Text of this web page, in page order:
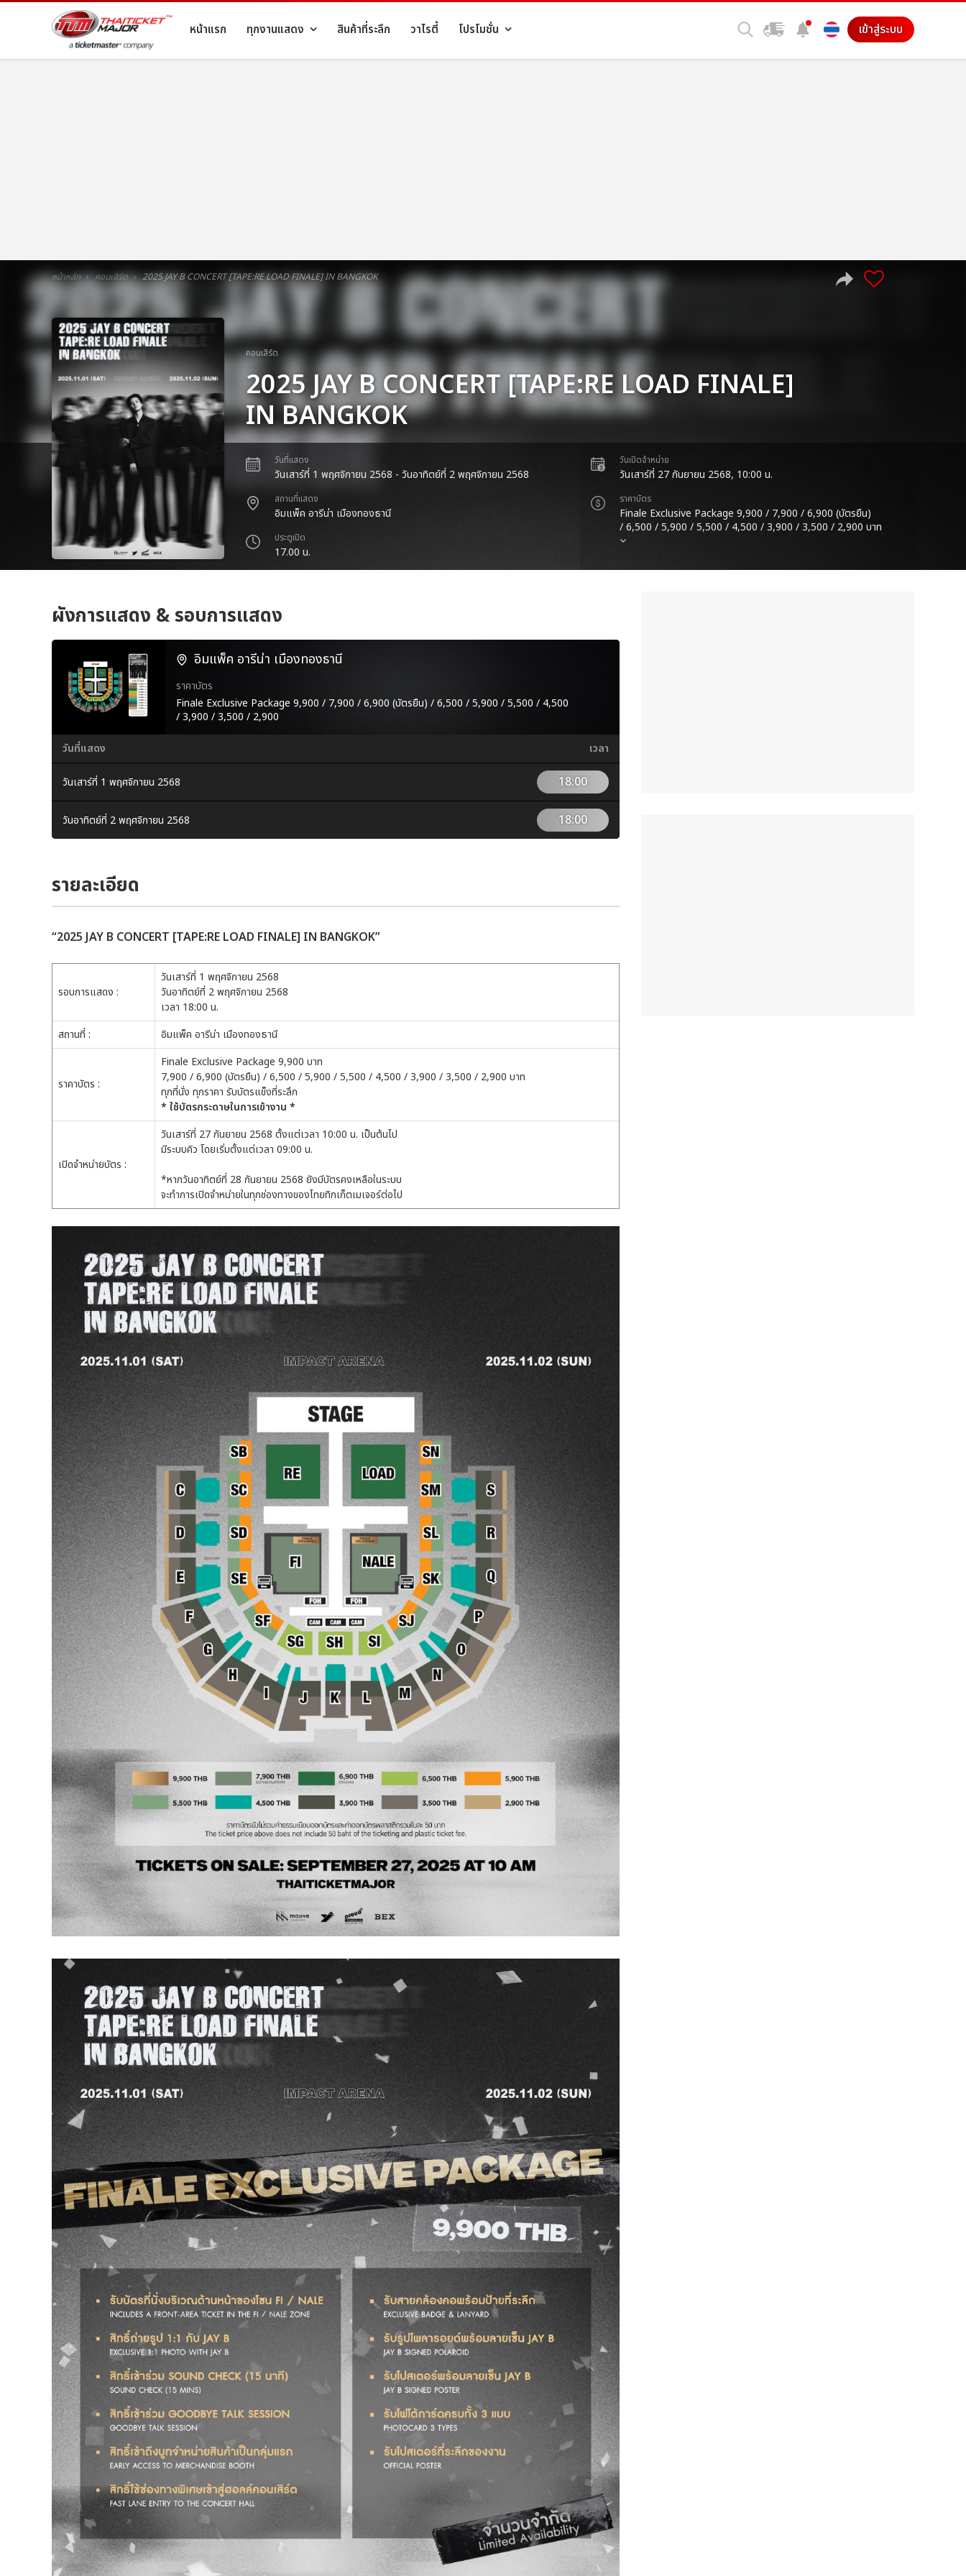
หน้าแรก ทุกงานแสดง สินค้าที่ระลึก วาไรตี้ โปรโมชั่น เข้าสู่ระบบ
หน้าหลัก คอนเสิร์ต 2025 JAY B CONCERT [TAPE:RE LOAD FINALE] IN BANGKOK
คอนเสิร์ต
2025 JAY B CONCERT [TAPE:RE LOAD FINALE]
IN BANGKOK
วันที่แสดง
วันเสาร์ที่ 1 พฤศจิกายน 2568 - วันอาทิตย์ที่ 2 พฤศจิกายน 2568
สถานที่แสดง
อิมแพ็ค อารีน่า เมืองทองธานี
ประตูเปิด
17.00 น.
วันเปิดจำหน่าย
วันเสาร์ที่ 27 กันยายน 2568, 10:00 น.
ราคาบัตร
Finale Exclusive Package 9,900 / 7,900 / 6,900 (บัตรยืน)
/ 6,500 / 5,900 / 5,500 / 4,500 / 3,900 / 3,500 / 2,900 บาท
ผังการแสดง & รอบการแสดง
อิมแพ็ค อารีน่า เมืองทองธานี
ราคาบัตร
Finale Exclusive Package 9,900 / 7,900 / 6,900 (บัตรยืน) / 6,500 / 5,900 / 5,500 / 4,500
/ 3,900 / 3,500 / 2,900
วันที่แสดง เวลา
วันเสาร์ที่ 1 พฤศจิกายน 2568 18:00
วันอาทิตย์ที่ 2 พฤศจิกายน 2568 18:00
รายละเอียด
“2025 JAY B CONCERT [TAPE:RE LOAD FINALE] IN BANGKOK”
รอบการแสดง :
วันเสาร์ที่ 1 พฤศจิกายน 2568
วันอาทิตย์ที่ 2 พฤศจิกายน 2568
เวลา 18:00 น.
สถานที่ :
อิมแพ็ค อารีน่า เมืองทองธานี
ราคาบัตร :
Finale Exclusive Package 9,900 บาท
7,900 / 6,900 (บัตรยืน) / 6,500 / 5,900 / 5,500 / 4,500 / 3,900 / 3,500 / 2,900 บาท
ทุกที่นั่ง ทุกราคา รับบัตรแข็งที่ระลึก
* ใช้บัตรกระดาษในการเข้างาน *
เปิดจำหน่ายบัตร :
วันเสาร์ที่ 27 กันยายน 2568 ตั้งแต่เวลา 10:00 น. เป็นต้นไป
มีระบบคิว โดยเริ่มตั้งแต่เวลา 09:00 น.
*หากวันอาทิตย์ที่ 28 กันยายน 2568 ยังมีบัตรคงเหลือในระบบ
จะทำการเปิดจำหน่ายในทุกช่องทางของไทยทิกเก็ตเมเจอร์ต่อไป